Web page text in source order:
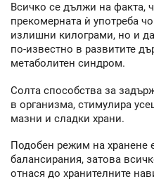
Всичко се дължи на факта,
прекомерната ѝ употреба
излишни килограми, но и
по-известно в развитите
метаболитен синдром.
Солта способства за
в организма, стимулира
мазни и сладки храни.
Подобен режим на хранене
балансирания, затова
отнася до хранителните